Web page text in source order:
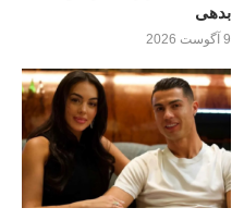
بدهی
9 آگوست 2026